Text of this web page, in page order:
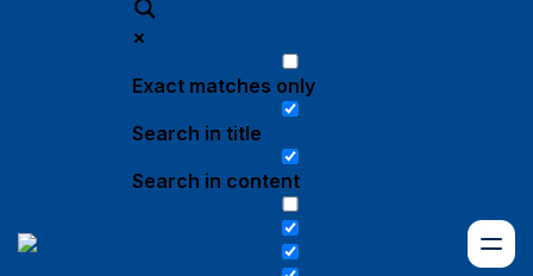
Exact matches only
Search in title
Search in content